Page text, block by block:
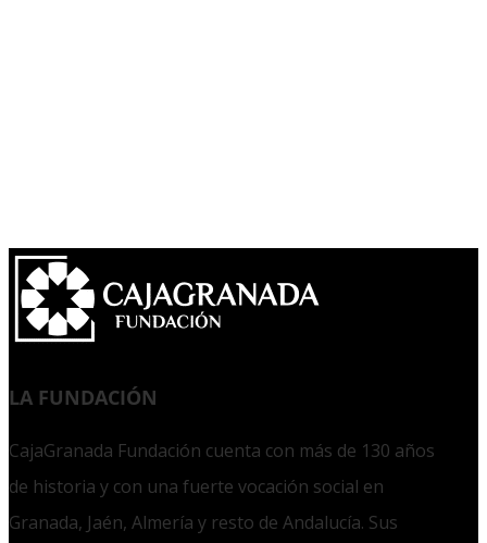
LA FUNDACIÓN
CajaGranada Fundación cuenta con más de 130 años
de historia y con una fuerte vocación social en
Granada, Jaén, Almería y resto de Andalucía. Sus